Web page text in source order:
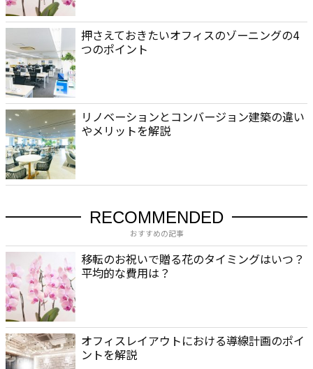
押さえておきたいオフィスのゾーニングの4
つのポイント
リノベーションとコンバージョン建築の違い
やメリットを解説
RECOMMENDED
おすすめの記事
移転のお祝いで贈る花のタイミングはいつ？
平均的な費用は？
オフィスレイアウトにおける導線計画のポイ
ントを解説